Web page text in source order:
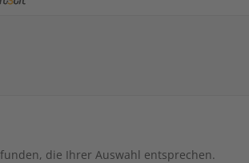
die Ihrer Auswahl entsprechen.